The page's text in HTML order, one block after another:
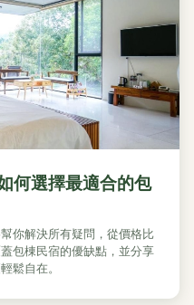
何選擇最適合的包
你解決所有疑問，從價格比
包棟民宿的優缺點，並分享
鬆自在。